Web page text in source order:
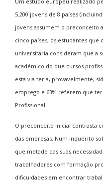
5.200 jovens de 8 países
jovens assumem o preconceito
cinco países, os estudantes
universitária consideram que a
académico do que cursos
esta via teria, provavelmente,
emprego e 63% referem que
Profissional.
O preconceito inicial contrasta
das empresas. Num inquérito
que metade das suas
trabalhadores com formação
dificuldades em encontrar